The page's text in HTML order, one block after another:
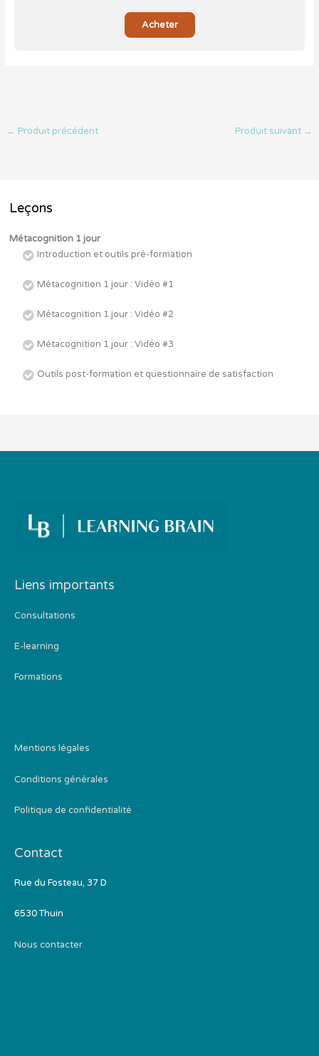
Acheter
← Produit précédent Produit suivant →
Leçons
Métacognition 1 jour
Introduction et outils pré-formation
Métacognition 1 jour : Vidéo #1
Métacognition 1 jour : Vidéo #2
Métacognition 1 jour : Vidéo #3
Outils post-formation et questionnaire de satisfaction
Liens importants
Consultations
E-learning
Formations
Mentions légales
Conditions générales
Politique de confidentialité
Contact
Rue du Fosteau, 37 D
6530 Thuin
Nous contacter